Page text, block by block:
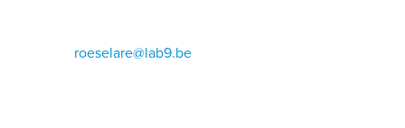
roeselare@lab9.be